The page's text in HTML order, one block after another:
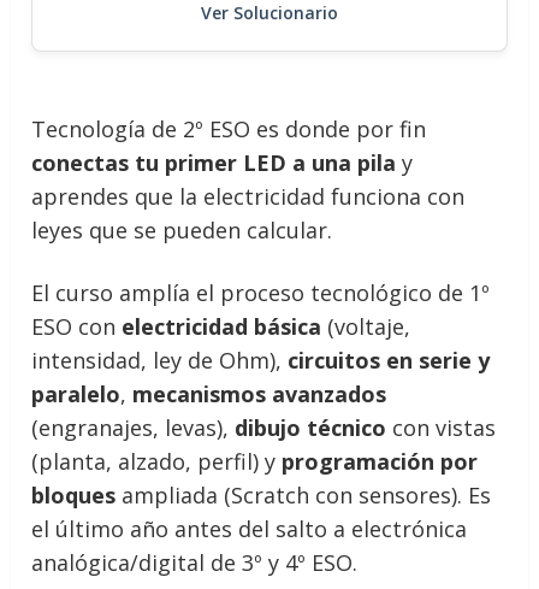
Ver Solucionario
Tecnología de 2º ESO es donde por fin
conectas tu primer LED a una pila y
aprendes que la electricidad funciona con
leyes que se pueden calcular.
El curso amplía el proceso tecnológico de 1º
ESO con electricidad básica (voltaje,
intensidad, ley de Ohm), circuitos en serie y
paralelo, mecanismos avanzados
(engranajes, levas), dibujo técnico con vistas
(planta, alzado, perfil) y programación por
bloques ampliada (Scratch con sensores). Es
el último año antes del salto a electrónica
analógica/digital de 3º y 4º ESO.